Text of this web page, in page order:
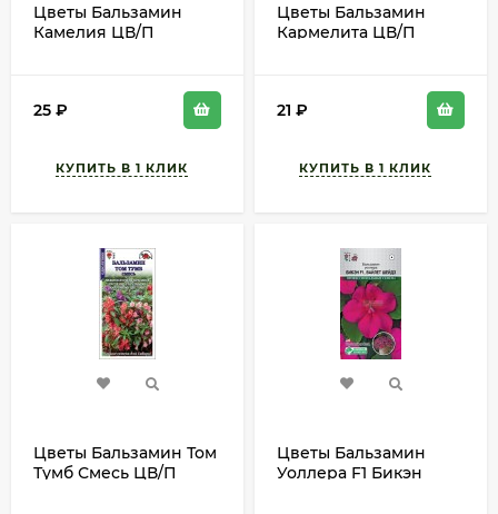
Цветы Бальзамин
Камелия ЦВ/П
25 ₽
Цветы Бальзамин
Кармелита ЦВ/П
однолетник до 70см
21 ₽
Цветы Бальзамин Том
Тумб Смесь ЦВ/П
Цветы Бальзамин
Уоллера F1 Бикэн